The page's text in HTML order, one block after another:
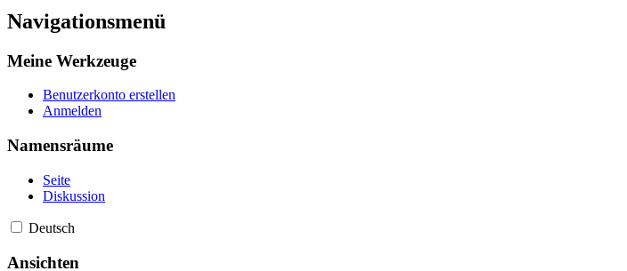
Navigationsmenü
Meine Werkzeuge
Benutzerkonto erstellen
Anmelden
Namensräume
Seite
Diskussion
Deutsch
Ansichten